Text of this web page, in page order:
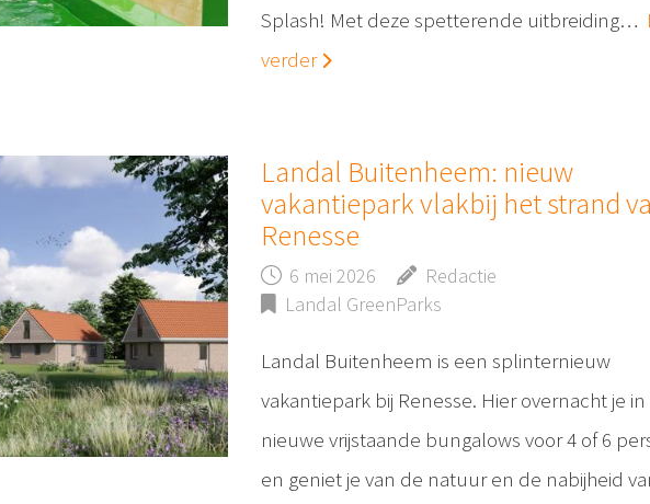
Splash! Met deze spetterende uitbreiding…
verder
Landal Buitenheem: nieuw
vakantiepark vlakbij het strand
Renesse
6 mei 2026
Redactie
Landal GreenParks
Landal Buitenheem is een splinternieuw
vakantiepark bij Renesse. Hier overnacht je
nieuwe vrijstaande bungalows voor 4 of 6
en geniet je van de natuur en de nabijheid